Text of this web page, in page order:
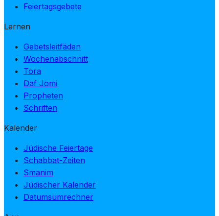
Feiertagsgebete
Lernen
Gebetsleitfäden
Wochenabschnitt
Tora
Daf Jomi
Propheten
Schriften
Kalender
Jüdische Feiertage
Schabbat-Zeiten
Smanim
Jüdischer Kalender
Datumsumrechner